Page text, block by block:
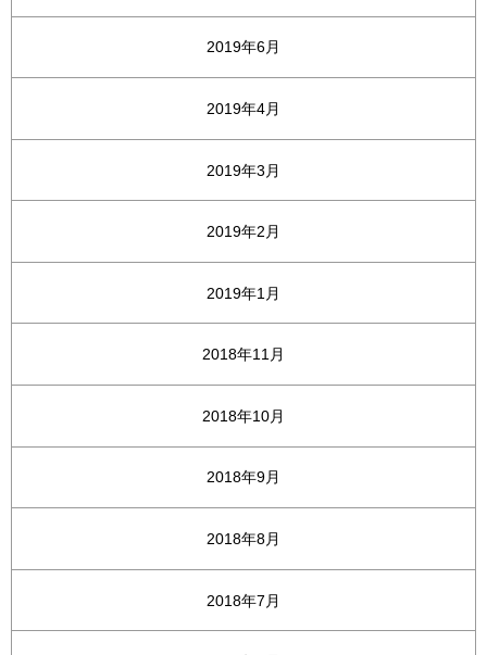
2019年6月
2019年4月
2019年3月
2019年2月
2019年1月
2018年11月
2018年10月
2018年9月
2018年8月
2018年7月